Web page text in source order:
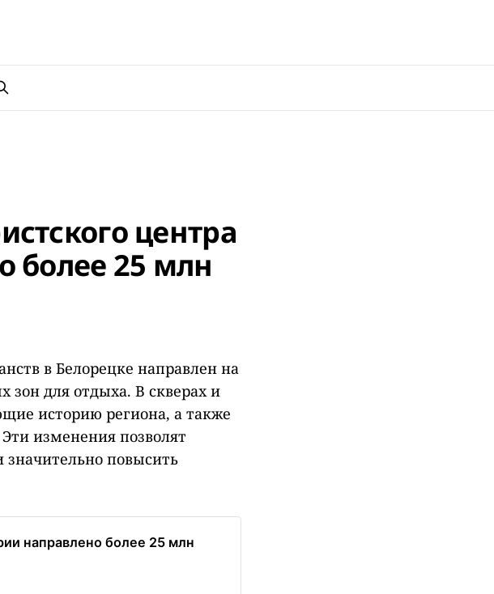
центра
более 25 млн
в Белорецке направлен на
зон для отдыха. В скверах и
историю региона, а также
изменения позволят
повысить
направлено более 25 млн